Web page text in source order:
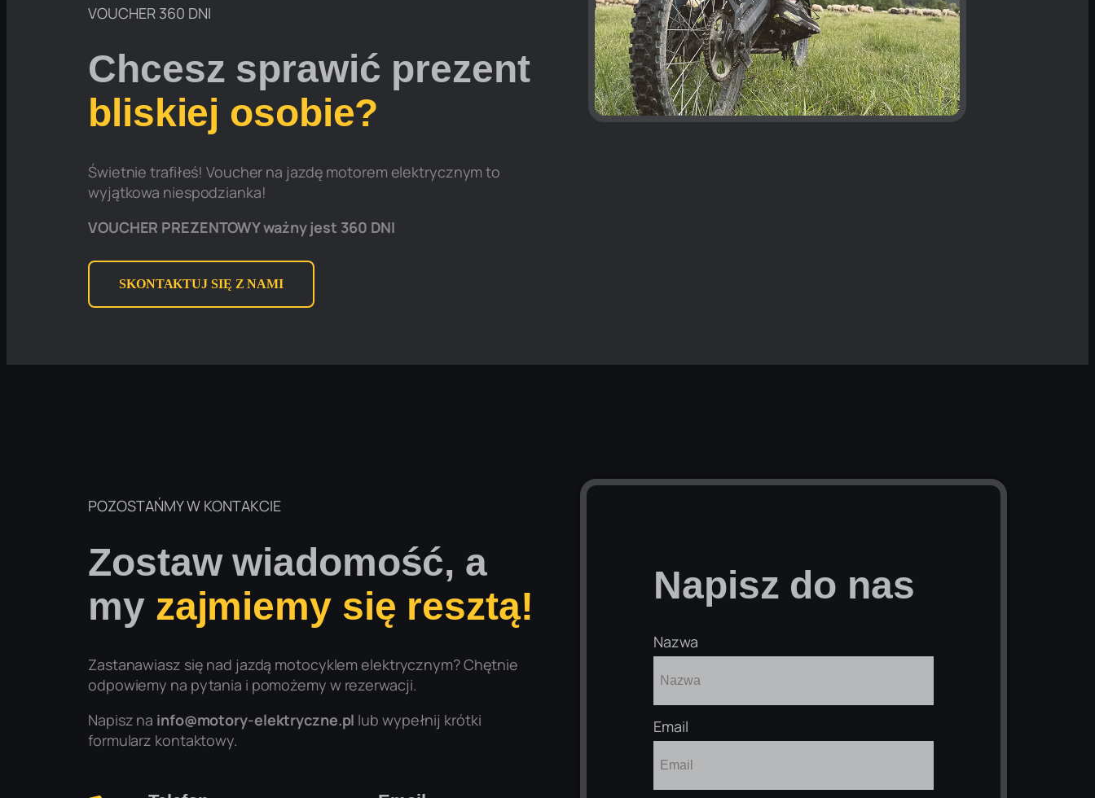
VOUCHER 360 DNI
Chcesz sprawić prezent
bliskiej osobie?
Świetnie trafiłeś! Voucher na jazdę motorem elektrycznym to
wyjątkowa niespodzianka!
VOUCHER PREZENTOWY ważny jest 360 DNI
SKONTAKTUJ SIĘ Z NAMI
POZOSTAŃMY W KONTAKCIE
Zostaw wiadomość, a
my zajmiemy się resztą!
Zastanawiasz się nad jazdą motocyklem elektrycznym? Chętnie
odpowiemy na pytania i pomożemy w rezerwacji.
Napisz na info@motory-elektryczne.pl lub wypełnij krótki
formularz kontaktowy.
Napisz do nas
Nazwa
Email